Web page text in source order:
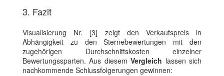
3. Fazit
Visualisierung Nr. [3] zeigt den Verkaufspreis in
Abhängigkeit zu den Sternebewertungen mit den
zugehörigen Durchschnittskosten einzelner
Bewertungssparten. Aus diesemVergleich lassen sich
nachkommende Schlussfolgerungen gewinnen: